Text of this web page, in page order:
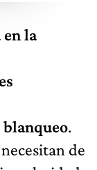
en la
.
de